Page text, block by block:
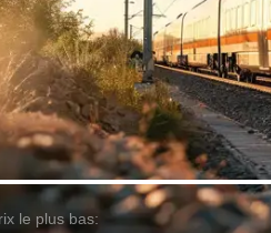
le plus bas: